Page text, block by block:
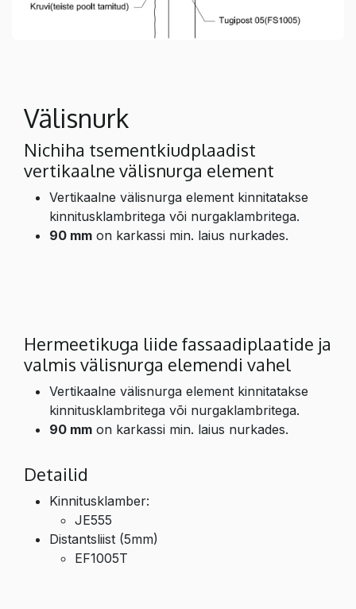
Välisnurk
Nichiha tsementkiudplaadist
vertikaalne välisnurga element
Vertikaalne välisnurga element kinnitatakse
kinnitusklambritega või nurgaklambritega.
90 mm on karkassi min. laius nurkades.
Hermeetikuga liide fassaadiplaatide ja
valmis välisnurga elemendi vahel
Vertikaalne välisnurga element kinnitatakse
kinnitusklambritega või nurgaklambritega.
90 mm on karkassi min. laius nurkades.
Detailid
Kinnitusklamber:
JE555
Distantsliist (5mm)
EF1005T